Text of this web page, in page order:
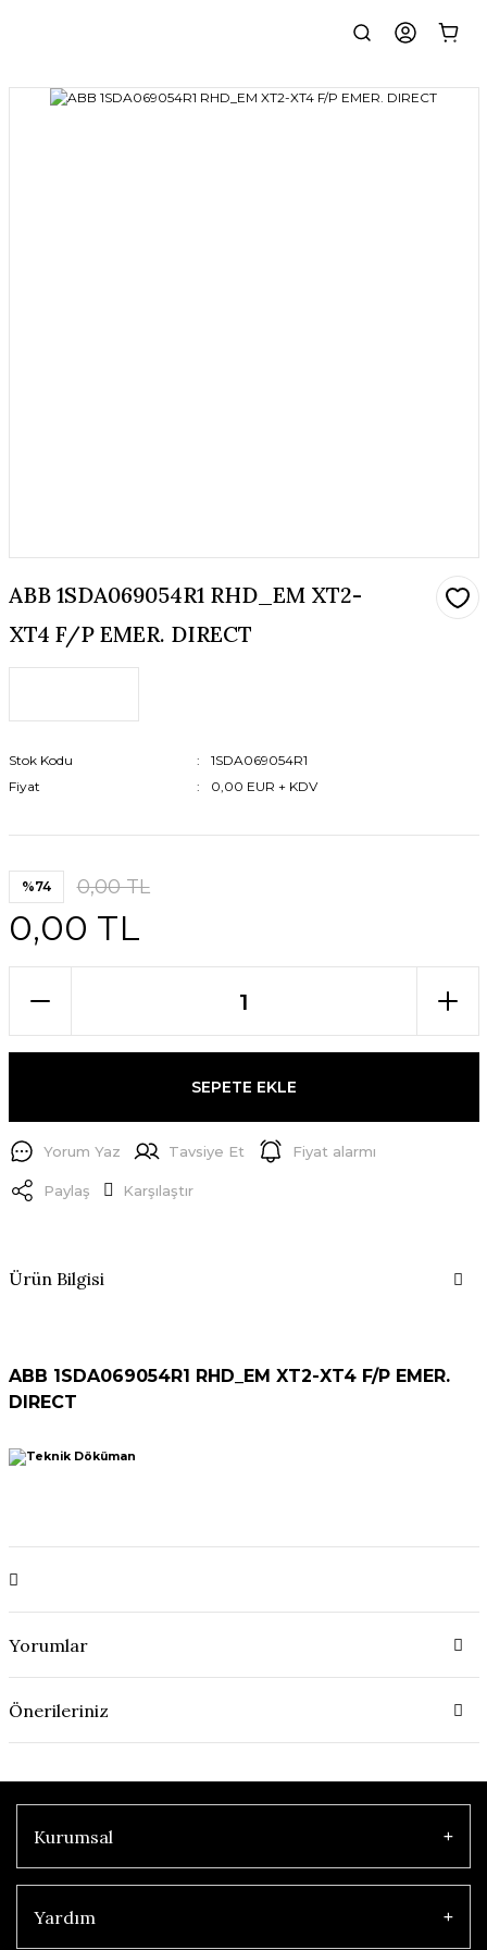
ABB 1SDA069054R1 RHD_EM XT2-
XT4 F/P EMER. DIRECT
Stok Kodu
1SDA069054R1
Fiyat
0,00 EUR + KDV
%74 0,00 TL
0,00 TL
SEPETE EKLE
Yorum Yaz Tavsiye Et Fiyat alarmı
Paylaş Karşılaştır
Ürün Bilgisi
ABB 1SDA069054R1 RHD_EM XT2-XT4 F/P EMER.
DIRECT
Yorumlar
Önerileriniz
Kurumsal
Yardım